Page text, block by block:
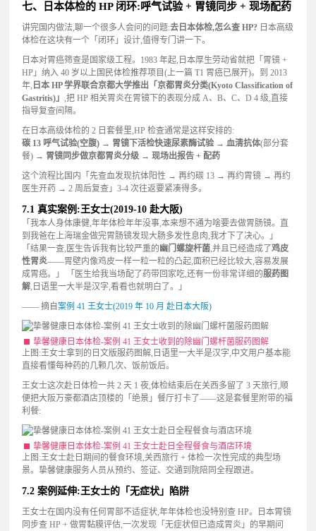
七、日本体检的 HP 闭环:呼气试验 + 胃镜同步 + 现场配药
讲完国内做法,聊一个很多人会问的问题:去日本体检,怎么查 HP? 日本高级
体检在这块有一个「闭环」设计,值得专门讲一下。
日本对胃癌筛查是国家级工程。1983 年起,日本厚生劳动省就把「胃镜 +
HP」纳入 40 岁以上国民体检推荐项目(上一篇 T1 胃癌已展开)。到 2013
年, 日本 HP 学界联合京都大学推出「京都胃炎分类(Kyoto Classification of
Gastritis)」 ,把 HP 相关胃炎在胃镜下的表现分成 A、B、C、D 4 级,直接
指导复查间隔。
在日本高级体检的 2 日套餐里,HP 检查通常是这样安排的:
碳 13 呼气试验(空腹) → 胃镜下活检快速尿素酶试验 → 血清抗体(部分套
餐) → 胃镜同步做京都胃炎分级 → 现场出报告 + 配药
这个流程比国内「先查血发现抗体阳性 → 再约碳 13 → 再约胃镜 → 再约
医生开药 → 2 周后复查」3-4 次往返要紧凑得多。
7.1 真实案例:王女士(2019-10 赴大阪)
「我本人身体康健,年年体检年年没事,本来想不通为啥要去做胃肠镜。直
到我爸在上海瑞金做完胃肠镜发现大肠多发性息肉,我才下了决心。」
「结果一查,医生告诉我有比较严重的 幽门螺旋杆菌,并且已经造成了鸡皮
性胃炎——胃壁内像鸡皮一样一粒一粒的凸起,面积已经比较大,容易发展
成胃癌。」 「医生给我当场配了药带回家吃,还有一份非常详细的服药图
解,日语里一大半是汉字,看看也就明白了。」
—— 摘自案例 41 王女士(2019 年 10 月 赴日本大阪)
挚馨健康日本体检-案例 41 王女士收到的除幽门螺杆菌服药图解
上图:王女士拿到的日文版服药图解,日语里一大半是汉字,中文用户基本能
直接看懂每种药的几颗几次、饭前饭后。
王女士这次赴日体检一共 2 天 1 夜,体检结束后在关西多留了 3 天旅行,顺
便把大阪万豪都酒店顶楼的「绝景」餐厅打卡了——这是套餐里附带的福
利餐:
挚馨健康日本体检-案例 41 王女士赴日全程餐食与酒店环境
上图:王女士赴日期间的餐食环境,关西旅行 + 体检一次性完成的典型场
景。挚馨健康服务人员从预约、签证、交通到院陪同全程跟进。
7.2 案例延伸:王女士的「无症状」陷阱
王女士在国内没有任何胃部不适症状,年年体检也没特别查 HP。日本胃镜
同步查 HP + 做胃黏膜评估,一次发现「无症状但已造成胃炎」的早期问